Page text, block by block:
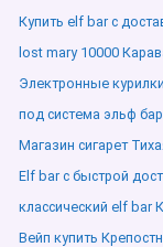
Купить elf bar с
lost mary 10000
Электронные
под система эльф
Магазин сигарет
Elf bar с быстрой
классический elf bar
Вейп купить